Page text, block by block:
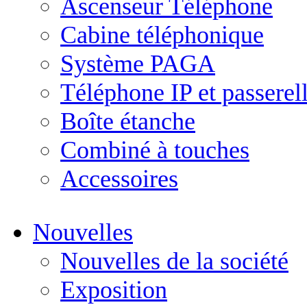
Ascenseur Téléphone
Cabine téléphonique
Système PAGA
Téléphone IP et
Boîte étanche
Combiné à touches
Accessoires
Nouvelles
Nouvelles de la société
Exposition